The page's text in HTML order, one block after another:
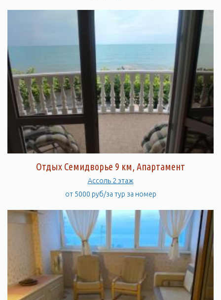
Отдых Семидворье 9 км, Апартамент
Ассоль 2 этаж
от 5000 руб/за тур за номер